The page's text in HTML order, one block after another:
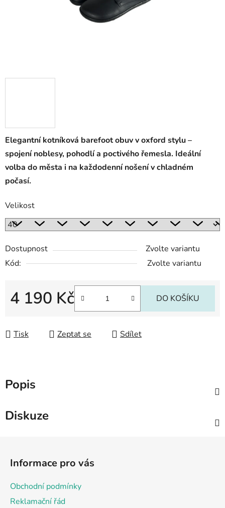
Elegantní kotníková barefoot obuv v oxford stylu –
spojení noblesy, pohodlí a poctivého řemesla. Ideální
volba do města i na každodenní nošení v chladném
počasí.
Velikost
Dostupnost
Zvolte variantu
Kód:
Zvolte variantu
4 190 Kč DO KOŠÍKU
Tisk Zeptat se Sdílet
Popis
Diskuze
Informace pro vás
Obchodní podmínky
Reklamační řád